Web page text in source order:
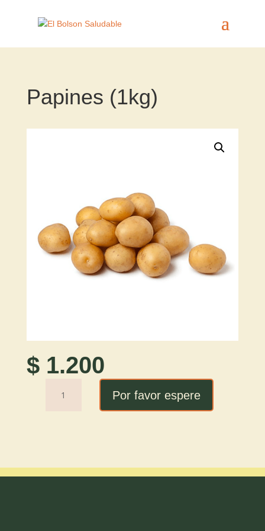
Papines (1kg)
$1.200
(1kg)
Por favor espere